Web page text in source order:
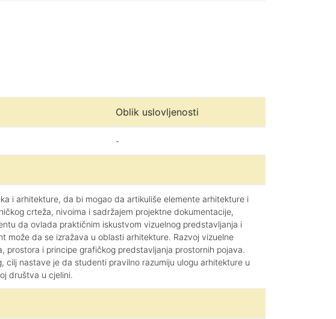
Oblik uslovljenosti
-
i arhitekture, da bi mogao da artikuliše elemente arhitekture i
crteža, nivoima i sadržajem projektne dokumentacije,
da ovlada praktičnim iskustvom vizuelnog predstavljanja i
može da se izražava u oblasti arhitekture. Razvoj vizuelne
i principe grafičkog predstavljanja prostornih pojava.
nastave je da studenti pravilno razumiju ulogu arhitekture u
društva u cjelini.